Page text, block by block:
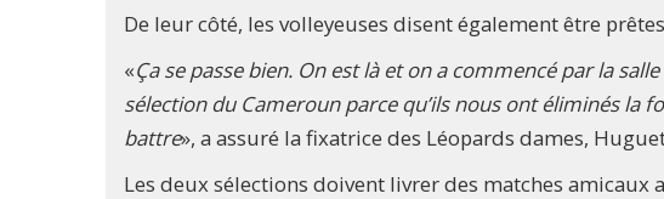
De leur côté, les volleyeuses disent également être
«Ça se passe bien. On est là et on a commencé par la
sélection du Cameroun parce qu’ils nous ont éliminés la
battre», a assuré la fixatrice des Léopards dames,
Les deux sélections doivent livrer des matches amicaux